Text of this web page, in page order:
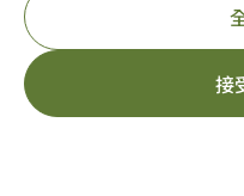
接
HK$
HK$ 立
註冊及編號：公司註冊
參考編號 : 91/11726